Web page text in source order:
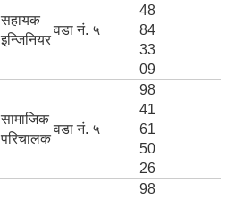
सहायक
इन्जिनियर
वडा नं. ५
48
84
33
09
सामाजिक
परिचालक
वडा नं. ५
98
41
61
50
26
98